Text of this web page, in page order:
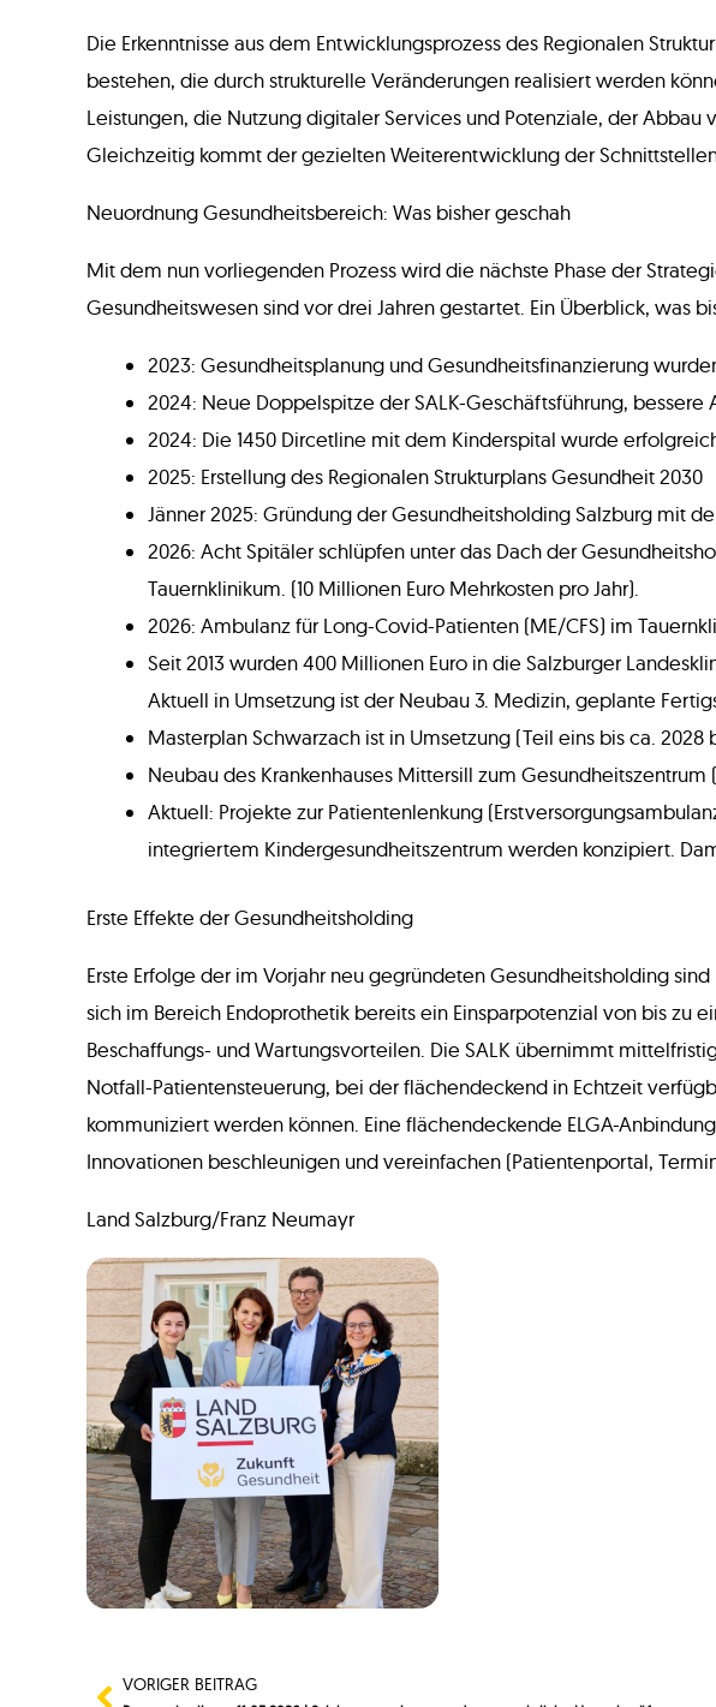
Die Erkenntnisse aus dem Entwicklungsprozess des Regionalen
bestehen, die durch strukturelle Veränderungen realisiert werden
Leistungen, die Nutzung digitaler Services und Potenziale, der
Gleichzeitig kommt der gezielten Weiterentwicklung der
Neuordnung Gesundheitsbereich: Was bisher geschah
Mit dem nun vorliegenden Prozess wird die nächste Phase der
Gesundheitswesen sind vor drei Jahren gestartet. Ein Überblick, was
2023: Gesundheitsplanung und Gesundheitsfinanzierung
2024: Neue Doppelspitze der SALK-Geschäftsführung,
2024: Die 1450 Dircetline mit dem Kinderspital wurde
2025: Erstellung des Regionalen Strukturplans Gesundheit 2030
Jänner 2025: Gründung der Gesundheitsholding Salzburg mit
2026: Acht Spitäler schlüpfen unter das Dach der
Tauernklinikum. (10 Millionen Euro Mehrkosten pro Jahr).
2026: Ambulanz für Long-Covid-Patienten (ME/CFS) im
Seit 2013 wurden 400 Millionen Euro in die Salzburger
Aktuell in Umsetzung ist der Neubau 3. Medizin, geplante
Masterplan Schwarzach ist in Umsetzung (Teil eins bis ca.
Neubau des Krankenhauses Mittersill zum Gesundheitszentrum
Aktuell: Projekte zur Patientenlenkung
integriertem Kindergesundheitszentrum werden konzipiert.
Erste Effekte der Gesundheitsholding
Erste Erfolge der im Vorjahr neu gegründeten Gesundheitsholding
sich im Bereich Endoprothetik bereits ein Einsparpotenzial von bis
Beschaffungs- und Wartungsvorteilen. Die SALK übernimmt
Notfall-Patientensteuerung, bei der flächendeckend in Echtzeit
kommuniziert werden können. Eine flächendeckende ELGA-
Innovationen beschleunigen und vereinfachen (Patientenportal,
Land Salzburg/Franz Neumayr
VORIGER BEITRAG